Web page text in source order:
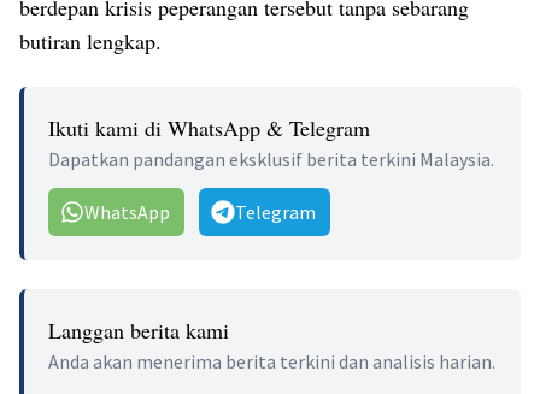
berdepan krisis peperangan tersebut tanpa sebarang
butiran lengkap.
Ikuti kami di WhatsApp & Telegram
Dapatkan pandangan eksklusif berita terkini Malaysia.
WhatsApp Telegram
Langgan berita kami
Anda akan menerima berita terkini dan analisis harian.